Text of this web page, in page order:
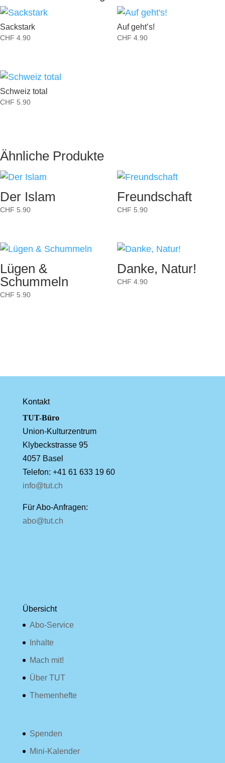
Sackstark
CHF 4.90
Auf geht’s!
CHF 4.90
Schweiz total
CHF 5.90
Ähnliche Produkte
Der Islam
CHF 5.90
Freundschaft
CHF 5.90
Lügen &
Schummeln
CHF 5.90
Danke, Natur!
CHF 4.90
Kontakt
TUT-Büro
Union-Kulturzentrum
Klybeckstrasse 95
4057 Basel
Telefon: +41 61 633 19 60
info@tut.ch
Für Abo-Anfragen:
abo@tut.ch
Übersicht
Abo-Service
Inhalte
Mach mit!
Über TUT
Themenhefte
Spenden
Mini-Kalender